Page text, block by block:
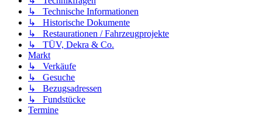
↳ Technische Informationen
↳ Historische Dokumente
↳ Restaurationen / Fahrzeugprojekte
↳ TÜV, Dekra & Co.
Markt
↳ Verkäufe
↳ Gesuche
↳ Bezugsadressen
↳ Fundstücke
Termine